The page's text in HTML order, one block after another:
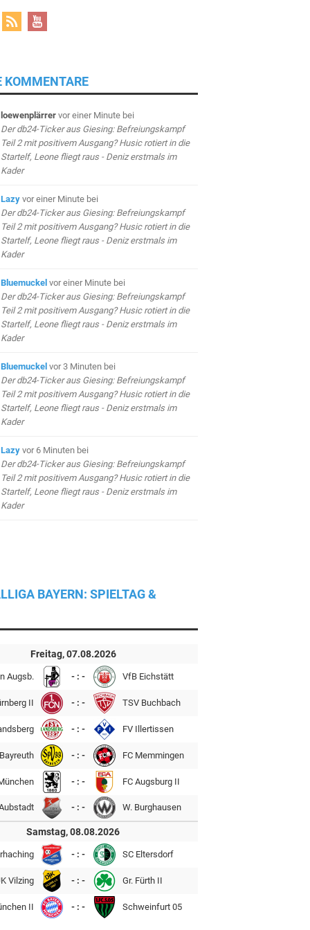
KOMMENTARE
loewenplärrer vor einer Minutebei
Der db24-Ticker aus Giesing: Befreiungskampf
Teil 2 mit positivem Ausgang? Husic rotiert in die
Startelf, Leone fliegt raus - Deniz erstmals im
Kader
Lazy vor einer Minutebei
Der db24-Ticker aus Giesing: Befreiungskampf
Teil 2 mit positivem Ausgang? Husic rotiert in die
Startelf, Leone fliegt raus - Deniz erstmals im
Kader
Bluemuckel vor einer Minutebei
Der db24-Ticker aus Giesing: Befreiungskampf
Teil 2 mit positivem Ausgang? Husic rotiert in die
Startelf, Leone fliegt raus - Deniz erstmals im
Kader
Bluemuckel vor 3 Minuten bei
Der db24-Ticker aus Giesing: Befreiungskampf
Teil 2 mit positivem Ausgang? Husic rotiert in die
Startelf, Leone fliegt raus - Deniz erstmals im
Kader
Lazy vor 6 Minuten bei
Der db24-Ticker aus Giesing: Befreiungskampf
Teil 2 mit positivem Ausgang? Husic rotiert in die
Startelf, Leone fliegt raus - Deniz erstmals im
Kader
BAYERN: SPIELTAG &
Freitag, 07.08.2026
Augsb. - : - VfB Eichstätt
II - : - TSV Buchbach
- : - FV Illertissen
- : - FC Memmingen
- : - FC Augsburg II
- : - W. Burghausen
Samstag, 08.08.2026
- : - SC Eltersdorf
Vilzing - : - Gr. Fürth II
II - : - Schweinfurt 05